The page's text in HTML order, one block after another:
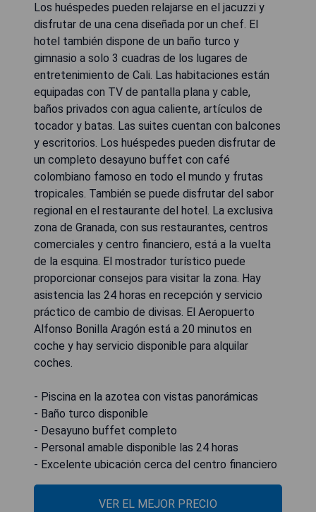
Los huéspedes pueden relajarse en el jacuzzi y
disfrutar de una cena diseñada por un chef. El
hotel también dispone de un baño turco y
gimnasio a solo 3 cuadras de los lugares de
entretenimiento de Cali. Las habitaciones están
equipadas con TV de pantalla plana y cable,
baños privados con agua caliente, artículos de
tocador y batas. Las suites cuentan con balcones
y escritorios. Los huéspedes pueden disfrutar de
un completo desayuno buffet con café
colombiano famoso en todo el mundo y frutas
tropicales. También se puede disfrutar del sabor
regional en el restaurante del hotel. La exclusiva
zona de Granada, con sus restaurantes, centros
comerciales y centro financiero, está a la vuelta
de la esquina. El mostrador turístico puede
proporcionar consejos para visitar la zona. Hay
asistencia las 24 horas en recepción y servicio
práctico de cambio de divisas. El Aeropuerto
Alfonso Bonilla Aragón está a 20 minutos en
coche y hay servicio disponible para alquilar
coches.
- Piscina en la azotea con vistas panorámicas
- Baño turco disponible
- Desayuno buffet completo
- Personal amable disponible las 24 horas
- Excelente ubicación cerca del centro financiero
VER EL MEJOR PRECIO